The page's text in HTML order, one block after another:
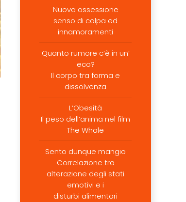
Nuova ossessione
senso di colpa ed
innamoramenti
Quanto rumore c’è in un’
eco?
Il corpo tra forma e
dissolvenza
L’Obesità
Il peso dell’anima nel film
The Whale
Sento dunque mangio
Correlazione tra
alterazione degli stati
emotivi e i
disturbi alimentari